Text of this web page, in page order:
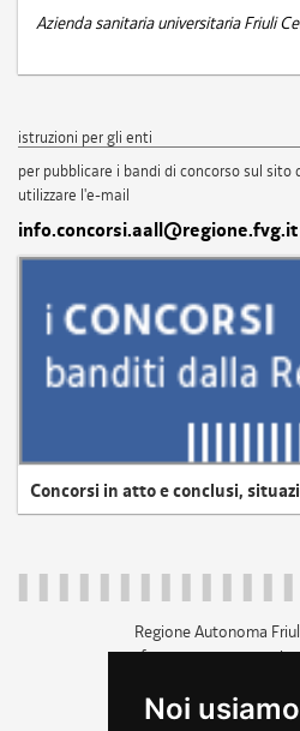
Noi
Azienda sanitaria universitaria Friuli
istruzioni per gli enti
per pubblicare i bandi di concorso sul
utilizzare l'e-mail
info.concorsi.aall@regione.fvg.it
Concorsi in atto e conclusi,
Regione Autonoma
c.f. 80014930327;
+39 040